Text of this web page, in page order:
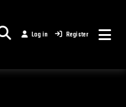
Log in Register